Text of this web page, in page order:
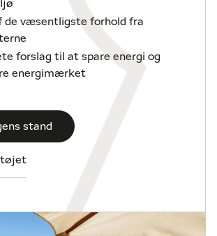
terrasser, et drivhus og en
på 20 m2.
fremvisning.
forligger
til at kunne udlejes 20 - 25 uger,
til ejer på kr.80.000,- - kr.
de væsentligste forhold fra
forslag til at spare energi og
energimærket
stand